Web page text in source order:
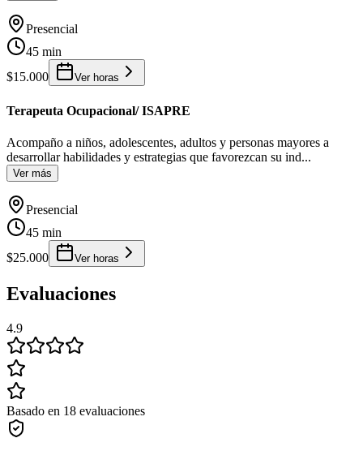
Presencial
45 min
$15.000
Ver horas
Terapeuta Ocupacional/ ISAPRE
Acompaño a niños, adolescentes, adultos y personas mayores a
desarrollar habilidades y estrategias que favorezcan su ind...
Ver más
Presencial
45 min
$25.000
Ver horas
Evaluaciones
4.9
Basado en 18 evaluaciones